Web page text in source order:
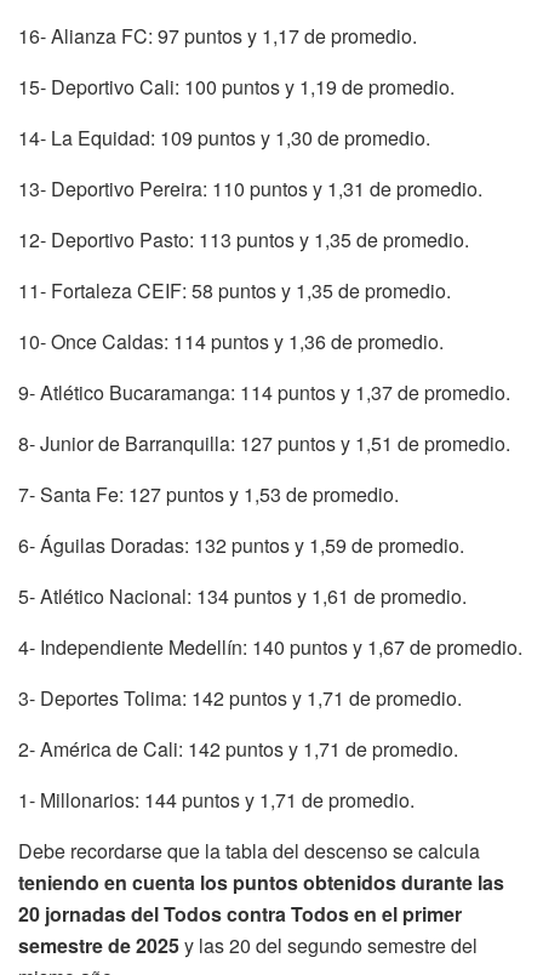
16- Alianza FC: 97 puntos y 1,17 de promedio.
15- Deportivo Cali: 100 puntos y 1,19 de promedio.
14- La Equidad: 109 puntos y 1,30 de promedio.
13- Deportivo Pereira: 110 puntos y 1,31 de promedio.
12- Deportivo Pasto: 113 puntos y 1,35 de promedio.
11- Fortaleza CEIF: 58 puntos y 1,35 de promedio.
10- Once Caldas: 114 puntos y 1,36 de promedio.
9- Atlético Bucaramanga: 114 puntos y 1,37 de promedio.
8- Junior de Barranquilla: 127 puntos y 1,51 de promedio.
7- Santa Fe: 127 puntos y 1,53 de promedio.
6- Águilas Doradas: 132 puntos y 1,59 de promedio.
5- Atlético Nacional: 134 puntos y 1,61 de promedio.
4- Independiente Medellín: 140 puntos y 1,67 de promedio.
3- Deportes Tolima: 142 puntos y 1,71 de promedio.
2- América de Cali: 142 puntos y 1,71 de promedio.
1- Millonarios: 144 puntos y 1,71 de promedio.
Debe recordarse que la tabla del descenso se calcula
teniendo en cuenta los puntos obtenidos durante las
20 jornadas del Todos contra Todos en el primer
semestre de 2025y las 20 del segundo semestre del